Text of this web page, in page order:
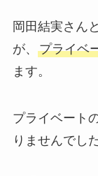
岡田結実さん
が、 プライベ
ます。
プライベート
りませんでした